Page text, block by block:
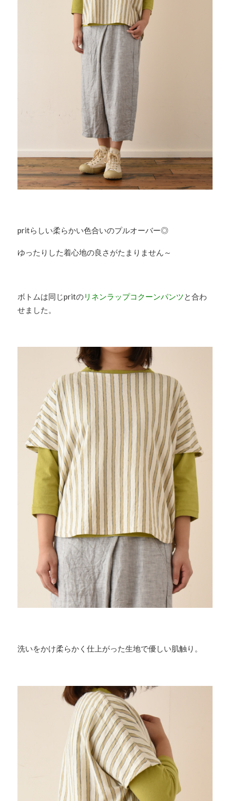
pritらしい柔らかい色合いのプルオーバー◎
ゆったりした着心地の良さがたまりません～
ボトムは同じpritのリネンラップコクーンパンツと合わ
せました。
洗いをかけ柔らかく仕上がった生地で優しい肌触り。